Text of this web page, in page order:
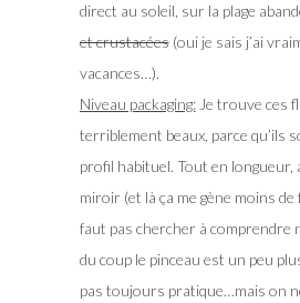
direct au soleil, sur la plage
et crustacées(oui je sais j’ai
vacances…).
Niveau packaging:Je trouve ces
terriblement beaux, parce qu’ils
profil habituel. Tout en longueur,
miroir (et là ça me gène moins
faut pas chercher à comprendre
du coup le pinceau est un peu
pas toujours pratique…mais on